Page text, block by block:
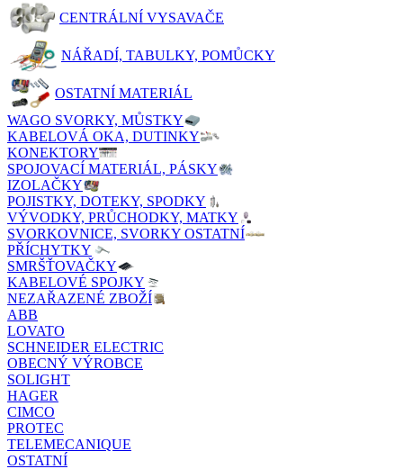
CENTRÁLNÍ VYSAVAČE
NÁŘADÍ, TABULKY, POMŮCKY
OSTATNÍ MATERIÁL
WAGO SVORKY, MŮSTKY
KABELOVÁ OKA, DUTINKY
KONEKTORY
SPOJOVACÍ MATERIÁL, PÁSKY
IZOLAČKY
POJISTKY, DOTEKY, SPODKY
VÝVODKY, PRŮCHODKY, MATKY
SVORKOVNICE, SVORKY OSTATNÍ
PŘÍCHYTKY
SMRŠŤOVAČKY
KABELOVÉ SPOJKY
NEZAŘAZENÉ ZBOŽÍ
ABB
LOVATO
SCHNEIDER ELECTRIC
OBECNÝ VÝROBCE
SOLIGHT
HAGER
CIMCO
PROTEC
TELEMECANIQUE
OSTATNÍ